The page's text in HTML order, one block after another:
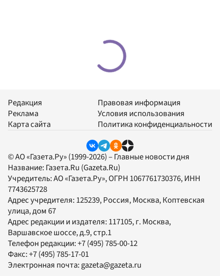
Редакция
Реклама
Карта сайта
Правовая информация
Условия использования
Политика конфиденциальности
© АО «Газета.Ру» (1999-2026) – Главные новости дня
Название: Газета.Ru (Gazeta.Ru)
Учредитель:АО «Газета.Ру», ОГРН 1067761730376, ИНН
7743625728
Адрес учредителя: 125239, Россия, Москва, Коптевская
улица, дом 67
Адрес редакции и издателя: 117105, г. Москва,
Варшавское шоссе, д.9, стр.1
Телефон редакции:+7 (495) 785-00-12
Факс:+7 (495) 785-17-01
Электронная почта:gazeta@gazeta.ru